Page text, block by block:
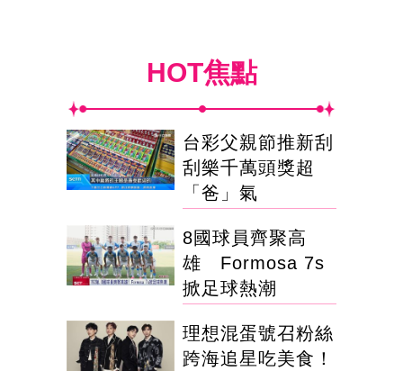
HOT焦點
台彩父親節推新刮
刮樂千萬頭獎超
「爸」氣
8國球員齊聚高
雄 Formosa 7s
掀足球熱潮
理想混蛋號召粉絲
跨海追星吃美食！